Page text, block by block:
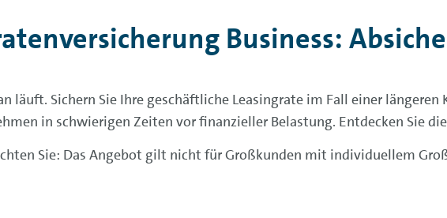
Business:
läuft. Sichern Sie Ihre geschäftliche Leasingrate im Fall einer
in schwierigen Zeiten vor finanzieller Belastung. Entdecken Sie
Sie: Das Angebot gilt nicht für Großkunden mit individuellem